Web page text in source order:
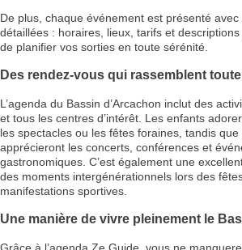
De plus, chaque événement est présenté
détaillées : horaires, lieux, tarifs et
de planifier vos sorties en toute sérénité.
Des rendez-vous qui rassemblent
L’agenda du Bassin d’Arcachon inclut des
et tous les centres d’intérêt. Les enfants
les spectacles ou les fêtes foraines, tandis
apprécieront les concerts, conférences et
gastronomiques. C’est également une
des moments intergénérationnels lors des
manifestations sportives.
Une manière de vivre pleinement le
Grâce à l’agenda Ze Guide, vous ne